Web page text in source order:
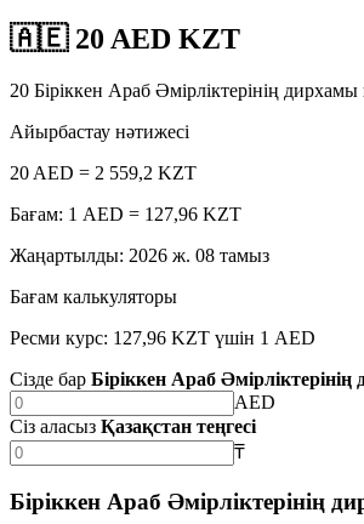
🇦🇪 20 AED KZT
20 Біріккен Араб Әмірліктерінің
Айырбастау нәтижесі
20 AED = 2 559,2 KZT
Бағам: 1 AED = 127,96 KZT
Жаңартылды: 2026 ж. 08 тамыз
Бағам калькуляторы
Ресми курс: 127,96 KZT үшін 1 AED
Сізде бар Біріккен Араб
AED
Сіз аласыз Қазақстан теңгесі
₸
Біріккен Араб Әмірліктерінің